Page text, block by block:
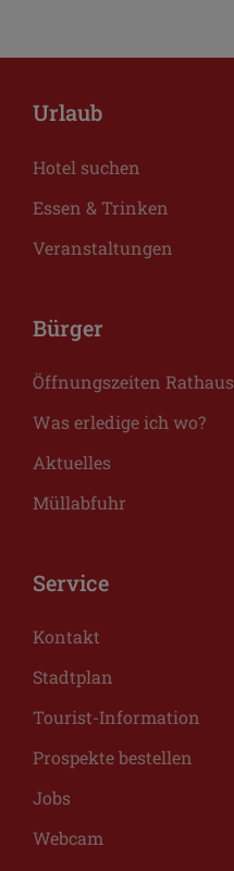
Urlaub
Hotel suchen
Essen & Trinken
Veranstaltungen
Bürger
Öffnungszeiten Rathaus
Was erledige ich wo?
Aktuelles
Müllabfuhr
Service
Kontakt
Stadtplan
Tourist-Information
Prospekte bestellen
Jobs
Webcam